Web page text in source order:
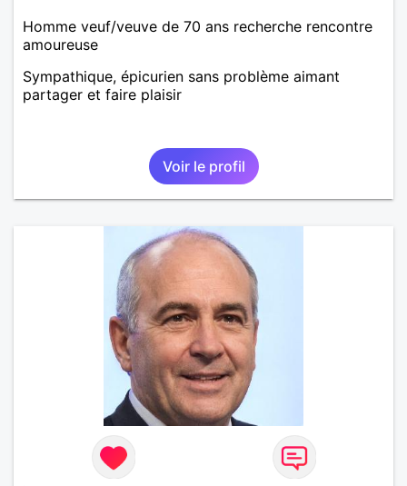
Homme veuf/veuve de 70 ans recherche rencontre
amoureuse
Sympathique, épicurien sans problème aimant
partager et faire plaisir
Voir le profil